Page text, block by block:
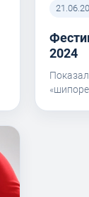
2024